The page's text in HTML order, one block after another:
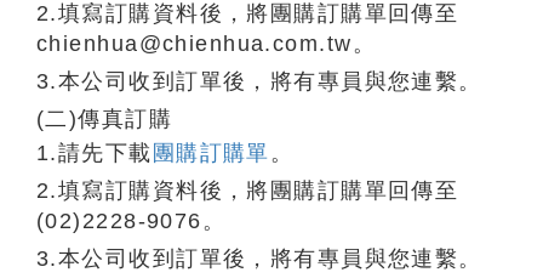
2.填寫訂購資料後，將團購訂購單回傳至
chienhua@chienhua.com.tw。
3.本公司收到訂單後，將有專員與您連繫。
(二)傳真訂購
1.請先下載 團購訂購單。
2.填寫訂購資料後，將團購訂購單回傳至
(02)2228-9076。
3.本公司收到訂單後，將有專員與您連繫。